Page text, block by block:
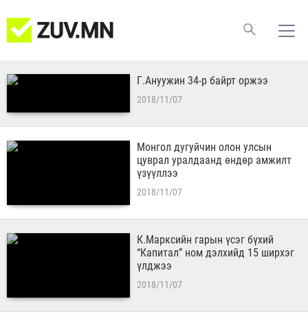
Г.Ануужин 34-р байрт оржээ
2018/11/07
Монгол дугуйчин олон улсын
цуврал уралдаанд өндөр амжилт
үзүүллээ
2018/11/07
К.Марксийн гарын үсэг бүхий
“Капитал” ном дэлхийд 15 ширхэг
үлджээ
2018/11/07